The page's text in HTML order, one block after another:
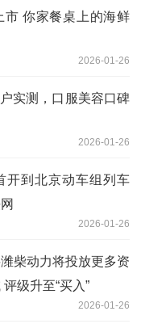
市 你家餐桌上的海鲜
2026-01-26
实测，口服美容口碑
2026-01-26
开到北京动车组列车
2026-01-26
柴动力将投放更多资
级升至“买入”
2026-01-26